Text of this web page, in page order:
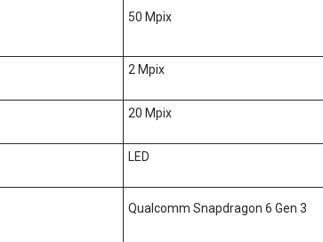
50 Mpix
2 Mpix
20 Mpix
LED
Qualcomm Snapdragon 6 Gen 3